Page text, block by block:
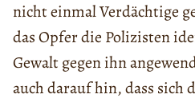
nicht einmal Verdächtige
das Opfer die Polizisten
Gewalt gegen ihn
auch darauf hin, dass sich